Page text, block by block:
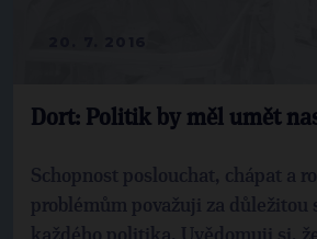
Dort: Politik by měl umět
Schopnost poslouchat, chápat a
problémům považuji za důležitou